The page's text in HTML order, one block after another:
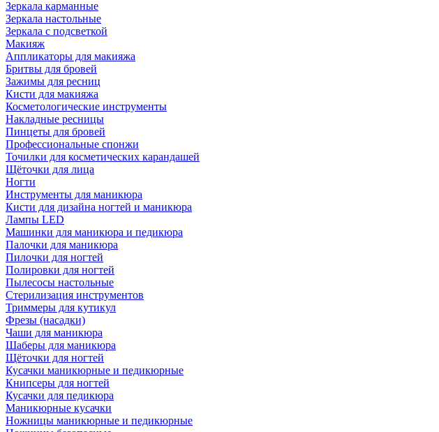
Зеркала карманные
Зеркала настольные
Зеркала с подсветкой
Макияж
Аппликаторы для макияжа
Бритвы для бровей
Зажимы для ресниц
Кисти для макияжа
Косметологические инструменты
Накладные ресницы
Пинцеты для бровей
Профессиональные спонжи
Точилки для косметических карандашей
Щёточки для лица
Ногти
Инструменты для маникюра
Кисти для дизайна ногтей и маникюра
Лампы LED
Машинки для маникюра и педикюра
Палочки для маникюра
Пилочки для ногтей
Полировки для ногтей
Пылесосы настольные
Стерилизация инструментов
Триммеры для кутикул
Фрезы (насадки)
Чаши для маникюра
Шаберы для маникюра
Щёточки для ногтей
Кусачки маникюрные и педикюрные
Книпсеры для ногтей
Кусачки для педикюра
Маникюрные кусачки
Ножницы маникюрные и педикюрные